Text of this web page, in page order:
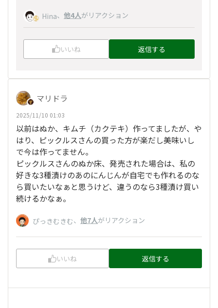
Hina、 他4人がリアクション
いいね 返信する
マリドラ
2025/11/10 01:03
以前はぬか、キムチ（カクテキ）作ってましたが、や
はり、ピックルスさんの買った方が楽だし美味いし
で今は作ってません。
ピックルスさんのぬか床、発売された場合は、私の
好きな3種漬けのあのにんじんが自宅でも作れるのな
ら買いたいなぁと思うけど、違うのなら3種漬け買い
続けるかなぁ。
ぴっきむきむ、 他7人がリアクション
いいね 返信する